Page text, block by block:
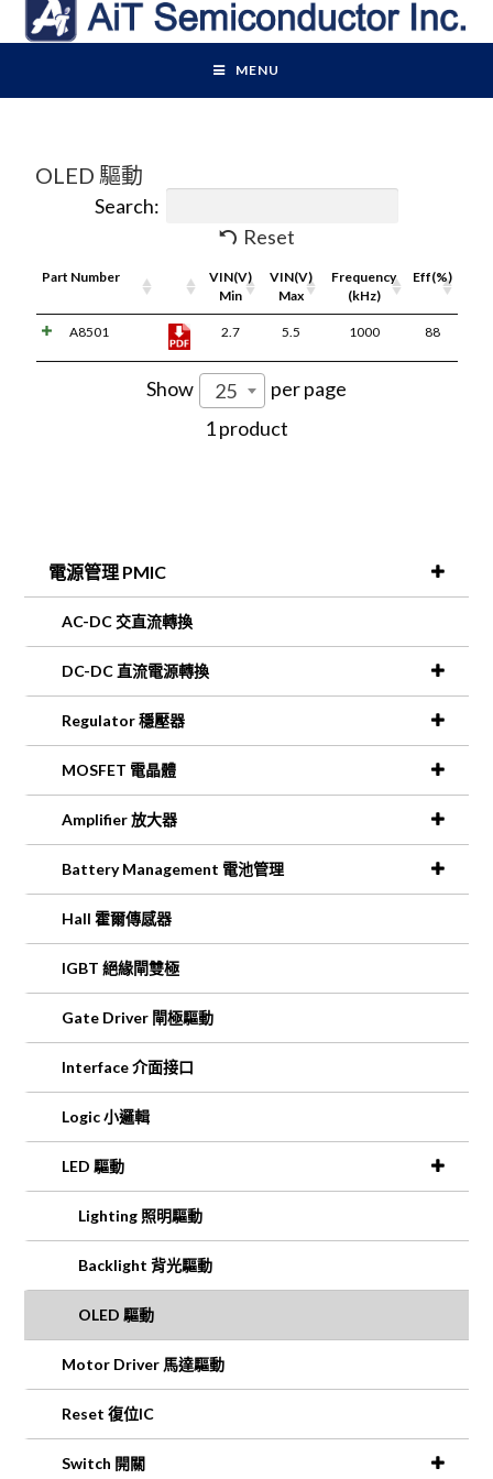
MENU
OLED 驅動
Search:
Reset
Part Number
Link
VIN(V)
Min
VIN(V)
Max
Frequency
(kHz)
Eff(%)
A8501 2.7 5.5 1000 88
Show 25
per page
1 product
電源管理 PMIC
AC-DC 交直流轉換
DC-DC 直流電源轉換
Regulator 穩壓器
MOSFET 電晶體
Amplifier 放大器
Battery Management 電池管理
Hall 霍爾傳感器
IGBT 絕緣閘雙極
Gate Driver 閘極驅動
Interface 介面接口
Logic 小邏輯
LED 驅動
Lighting 照明驅動
Backlight 背光驅動
OLED 驅動
Motor Driver 馬達驅動
Reset 復位IC
Switch 開關